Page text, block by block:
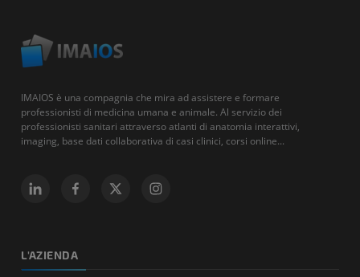
IMAIOS è una compagnia che mira ad assistere e formare
professionisti di medicina umana e animale. Al servizio dei
professionisti sanitari attraverso atlanti di anatomia interattivi,
imaging, base dati collaborativa di casi clinici, corsi online...
L'AZIENDA